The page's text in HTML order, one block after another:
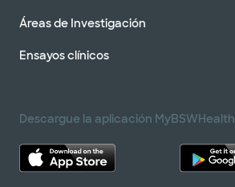
Áreas de Investigación
Ensayos clínicos
Descargue la aplicación MyBSWHealth